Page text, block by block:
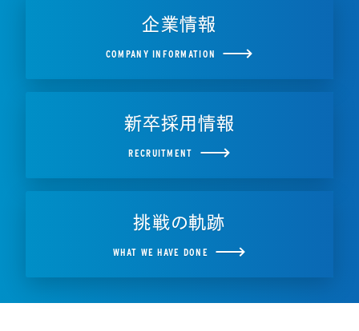
企業情報
COMPANY INFORMATION
新卒採用情報
RECRUITMENT
挑戦の軌跡
WHAT WE HAVE DONE